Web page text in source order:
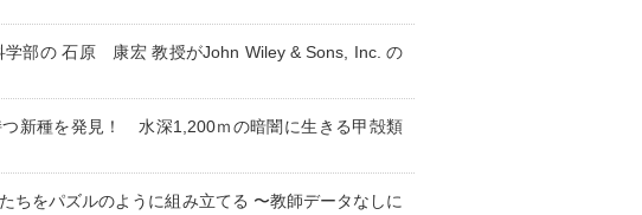
学部の 石原 康宏 教授がJohn Wiley & Sons, Inc. の
つ新種を発見！ 水深1,200ｍの暗闇に生きる甲殻類
ちをパズルのように組み立てる 〜教師データなしに